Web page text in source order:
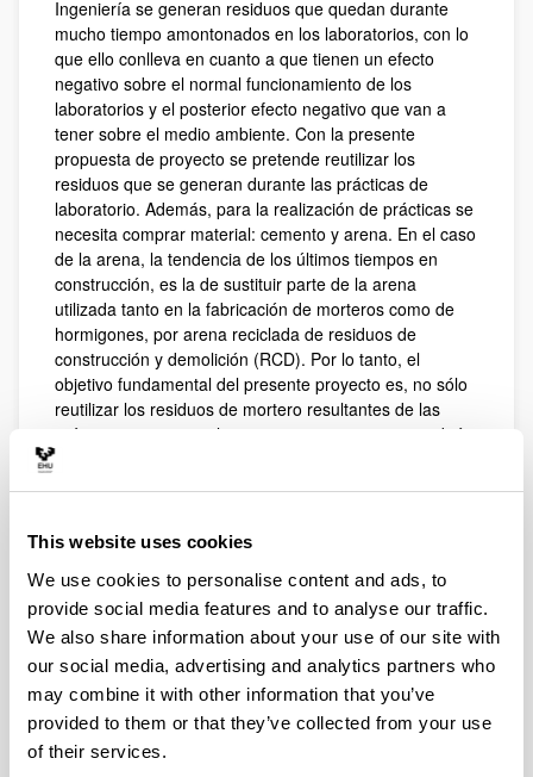
This website uses cookies
We use cookies to personalise content and ads, to
provide social media features and to analyse our traffic.
We also share information about your use of our site with
our social media, advertising and analytics partners who
may combine it with other information that you’ve
provided to them or that they’ve collected from your use
of their services.
Ingeniería se generan residuos que quedan durante
mucho tiempo amontonados en los laboratorios, con lo
que ello conlleva en cuanto a que tienen un efecto
negativo sobre el normal funcionamiento de los
laboratorios y el posterior efecto negativo que van a
tener sobre el medio ambiente. Con la presente
propuesta de proyecto se pretende reutilizar los
residuos que se generan durante las prácticas de
laboratorio. Además, para la realización de prácticas se
necesita comprar material: cemento y arena. En el caso
de la arena, la tendencia de los últimos tiempos en
construcción, es la de sustituir parte de la arena
utilizada tanto en la fabricación de morteros como de
hormigones, por arena reciclada de residuos de
construcción y demolición (RCD). Por lo tanto, el
objetivo fundamental del presente proyecto es, no sólo
reutilizar los residuos de mortero resultantes de las
prácticas con materiales cementosos, sino que también
concienciar al estudiantado de la necesidad de una
Email de contacto: cristina.marieta@ehu.eus
Centros implicados:
Escuela de Ingeniería de Gipuzkoa
Escuela Técnica Superior de Arquitectura
Edición del Programa CBL:IV (2020/21)
Vídeos
ValResLAB 1